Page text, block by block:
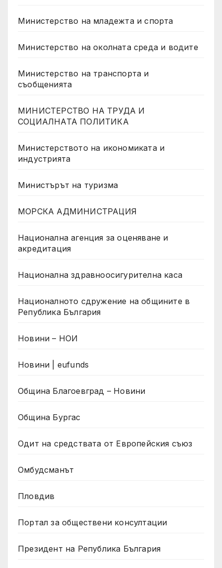
Министерство на младежта и спорта
Министерство на околната среда и водите
Министерство на транспорта и
съобщенията
МИНИСТЕРСТВО НА ТРУДА И
СОЦИАЛНАТА ПОЛИТИКА
Министерството на икономиката и
индустрията
Министърът на туризма
МОРСКА АДМИНИСТРАЦИЯ
Национална агенция за оценяване и
акредитация
Национална здравноосигурителна каса
Националното сдружение на общините в
Република България
Новини – НОИ
Новини | eufunds
Община Благоевград – Новини
Община Бургас
Одит на средствата от Европейския съюз
Омбудсманът
Пловдив
Портал за обществени консултации
Президент на Република България